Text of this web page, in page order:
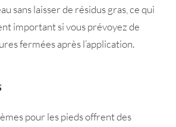
sans laisser de résidus gras, ce qui
important si vous prévoyez de
fermées après l’application.
pour les pieds offrent des